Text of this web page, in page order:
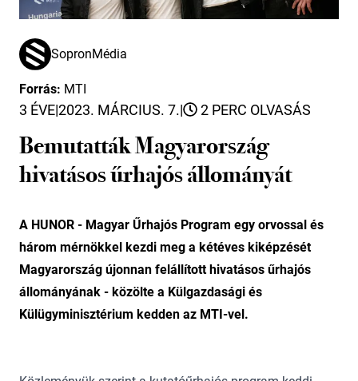
SopronMédia
Forrás: MTI
3 ÉVE|2023. MÁRCIUS. 7.| 2 PERC OLVASÁS
Bemutatták Magyarország
hivatásos űrhajós állományát
A HUNOR - Magyar Űrhajós Program egy orvossal és
három mérnökkel kezdi meg a kétéves kiképzését
Magyarország újonnan felállított hivatásos űrhajós
állományának - közölte a Külgazdasági és
Külügyminisztérium kedden az MTI-vel.